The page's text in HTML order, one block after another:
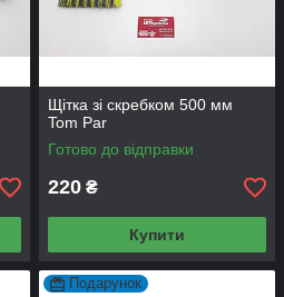
Щітка зі скребком 500 мм
Tom Par
Готово до відправки
220 ₴
Купити
Подарунок